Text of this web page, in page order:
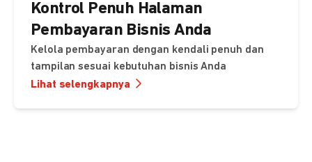
Kontrol Penuh Halaman
Pembayaran Bisnis Anda
Kelola pembayaran dengan kendali penuh dan
tampilan sesuai kebutuhan bisnis Anda
Lihat selengkapnya